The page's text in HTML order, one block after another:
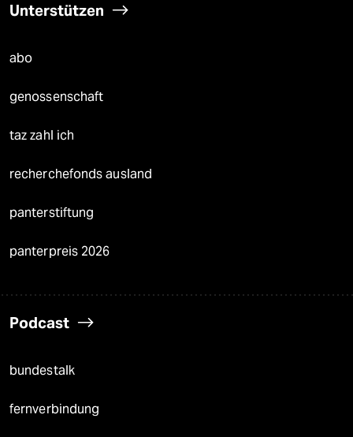
Unterstützen
abo
genossenschaft
taz zahl ich
recherchefonds ausland
panterstiftung
panterpreis 2026
Podcast
bundestalk
fernverbindung